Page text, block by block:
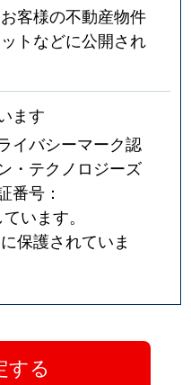
客様の不動産物件
トなどに公開され
ます
イバシーマーク認
・テクノロジーズ
番号：
います。
保護されていま